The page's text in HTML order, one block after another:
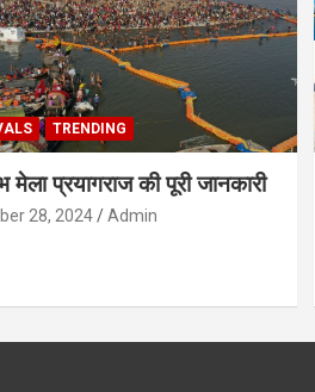
TRENDING
मेला प्रयागराज की पूरी जानकारी
28, 2024 Admin